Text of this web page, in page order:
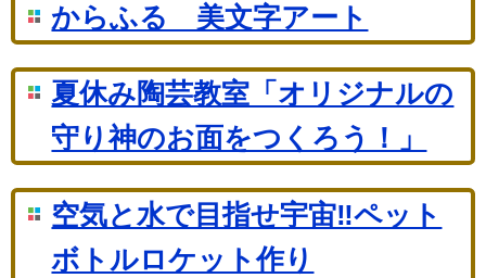
からふる 美文字アート
夏休み陶芸教室「オリジナルの
守り神のお面をつくろう！」
空気と水で目指せ宇宙‼ペット
ボトルロケット作り